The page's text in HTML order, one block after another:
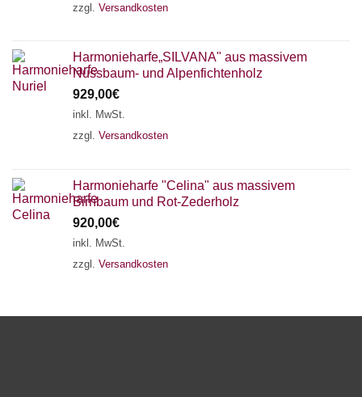
zzgl. Versandkosten
Harmonieharfe„SILVANA" aus massivem
Nussbaum- und Alpenfichtenholz
929,00€
inkl. MwSt.
zzgl. Versandkosten
Harmonieharfe "Celina" aus massivem
Birnbaum und Rot-Zederholz
920,00€
inkl. MwSt.
zzgl. Versandkosten